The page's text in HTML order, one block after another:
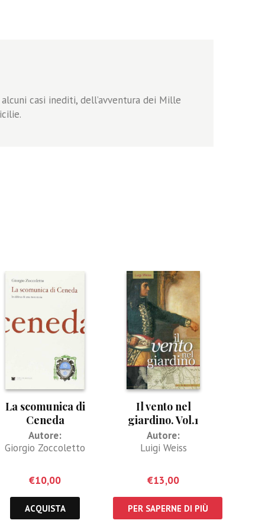
casi inediti, dell’avventura dei Mille
La scomunica di
Ceneda
Autore:
Giorgio Zoccoletto
€10,00
ACQUISTA
Il vento nel
giardino. Vol.1
Autore:
Luigi Weiss
€13,00
PER SAPERNE DI PIÙ